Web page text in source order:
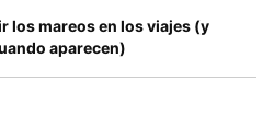
los mareos en los viajes (y
aparecen)